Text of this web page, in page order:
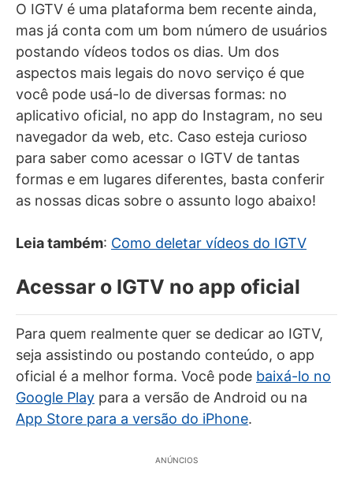
O IGTV é uma plataforma bem recente ainda,
mas já conta com um bom número de usuários
postando vídeos todos os dias. Um dos
aspectos mais legais do novo serviço é que
você pode usá-lo de diversas formas: no
aplicativo oficial, no app do Instagram, no seu
navegador da web, etc. Caso esteja curioso
para saber como acessar o IGTV de tantas
formas e em lugares diferentes, basta conferir
as nossas dicas sobre o assunto logo abaixo!
Leia também: Como deletar vídeos do IGTV
Acessar o IGTV no app oficial
Para quem realmente quer se dedicar ao IGTV,
seja assistindo ou postando conteúdo, o app
oficial é a melhor forma. Você pode baixá-lo no
Google Play para a versão de Android ou na
App Store para a versão do iPhone.
ANÚNCIOS